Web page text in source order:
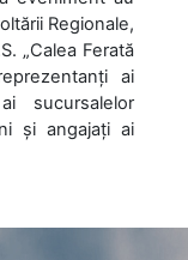
Regionale,
„Calea Ferată
ai
sucursalelor
și angajați ai